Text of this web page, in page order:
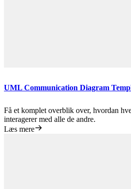
UML Communication Diagram
Få et komplet overblik over, hvordan
interagerer med alle de andre.
Læs mere